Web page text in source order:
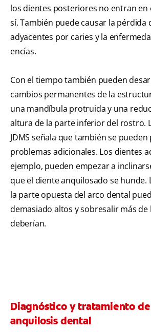
los dientes posteriores no entran
sí. También puede causar la pérdida
adyacentes por caries y la
encías.
Con el tiempo también pueden
cambios permanentes de la
una mandíbula protruida y una
altura de la parte inferior del rostro.
JDMS señala que también se
problemas adicionales. Los dientes
ejemplo, pueden empezar a
que el diente anquilosado se hunde.
la parte opuesta del arco dental
demasiado altos y sobresalir más de
deberían.
Diagnóstico y tratamiento
anquilosis dental